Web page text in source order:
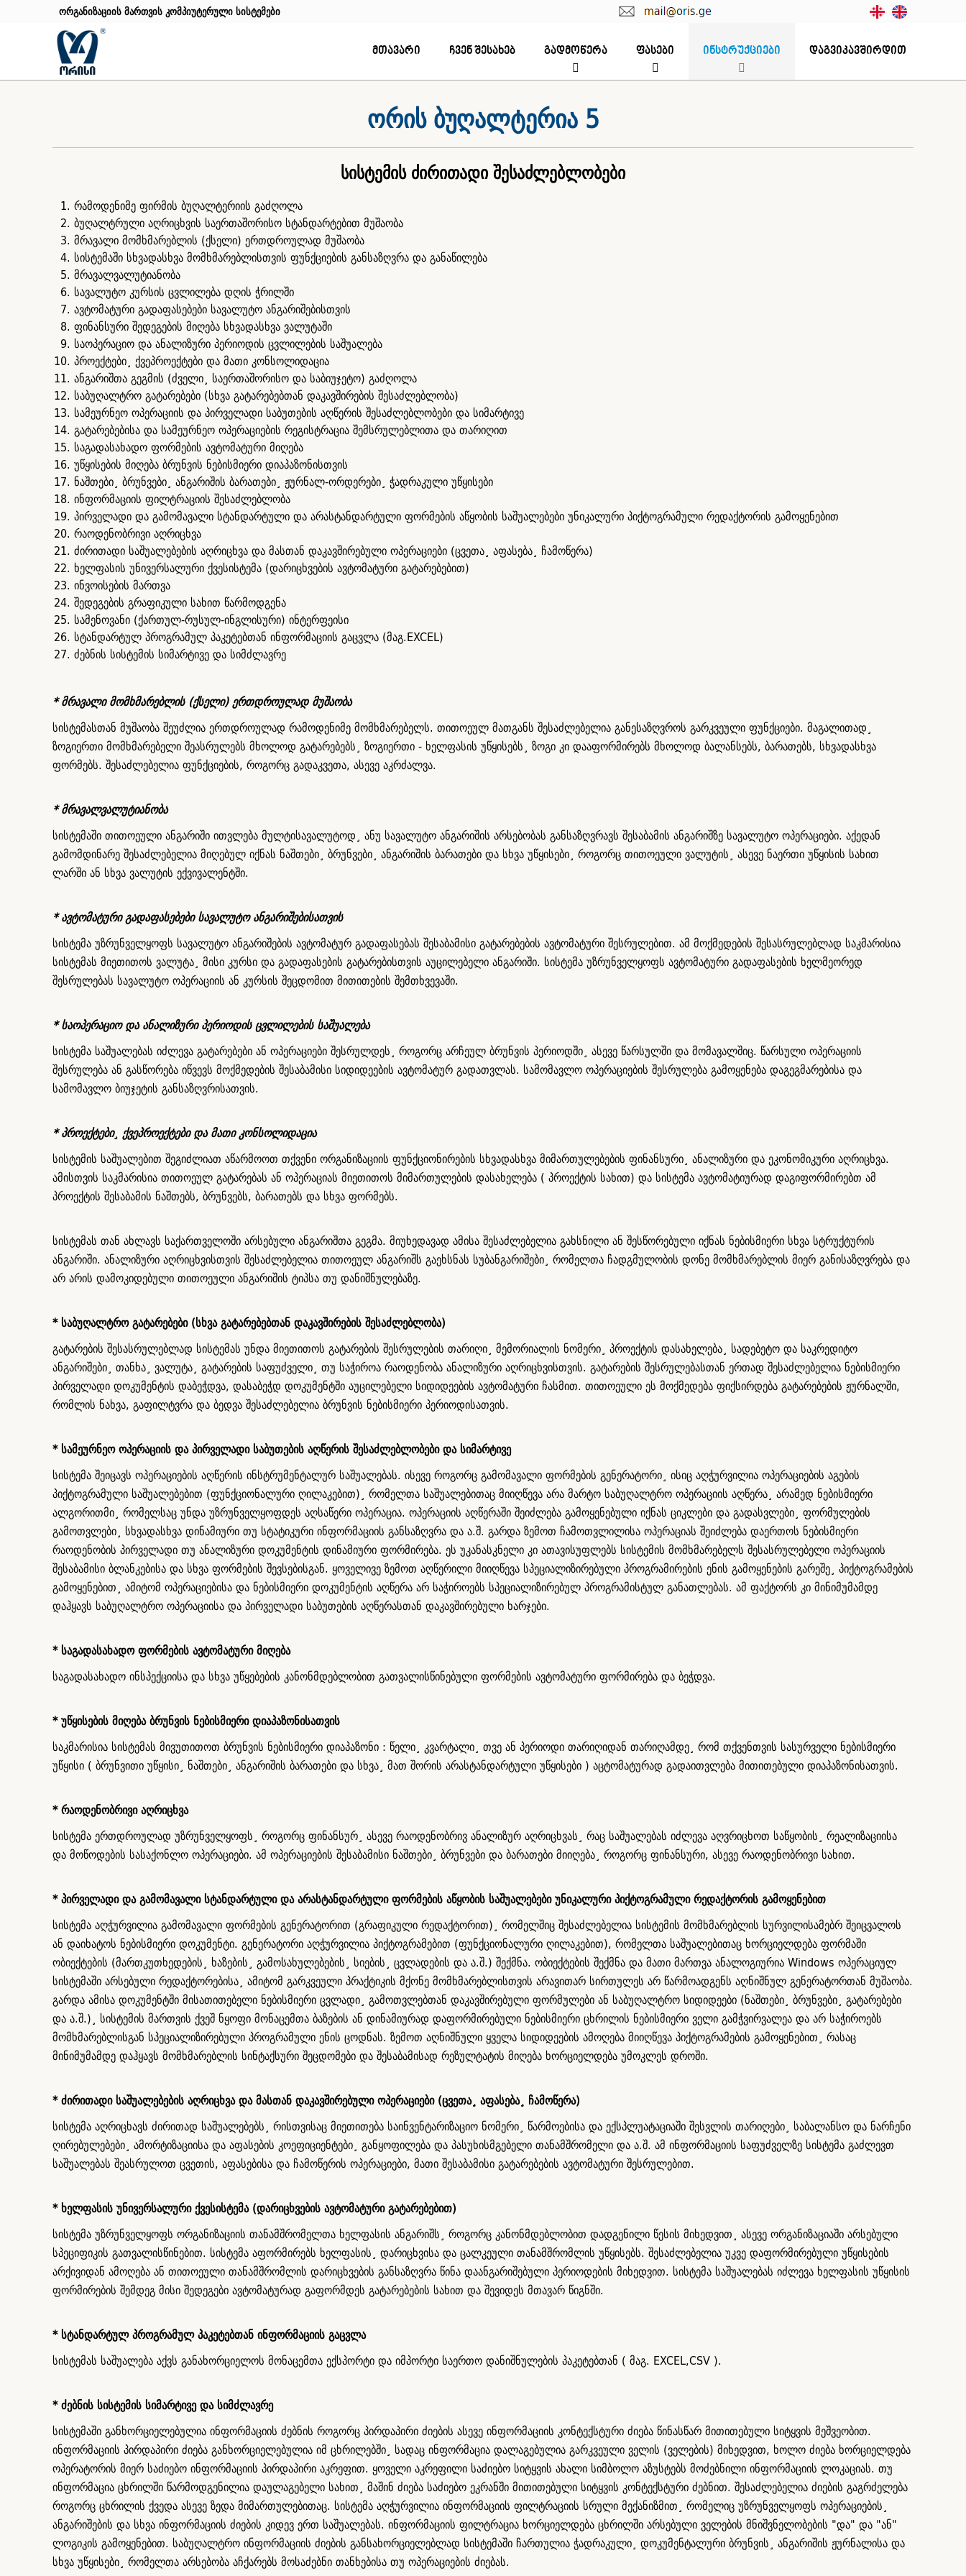
ორგანიზაციის მართვის კომპიუტერული სისტემები
მთავარი ჩვენ შესახებ გადმოწერა ფასები ინსტრუქციები დაგვიკავშირდით
ორის ბუღალტერია 5
სისტემის ძირითადი შესაძლებლობები
რამოდენიმე ფირმის ბუღალტერიის გაძღოლა
ბუღალტრული აღრიცხვის საერთაშორისო სტანდარტებით მუშაობა
მრავალი მომხმარებლის (ქსელი) ერთდროულად მუშაობა
სისტემაში სხვადასხვა მომხმარებლისთვის ფუნქციების განსაზღვრა და განაწილება
მრავალვალუტიანობა
სავალუტო კურსის ცვლილება დღის ჭრილში
ავტომატური გადაფასებები სავალუტო ანგარიშებისთვის
ფინანსური შედეგების მიღება სხვადასხვა ვალუტაში
საოპერაციო და ანალიზური პერიოდის ცვლილების საშუალება
პროექტები¸ ქვეპროექტები და მათი კონსოლიდაცია
ანგარიშთა გეგმის (ძველი¸ საერთაშორისო და საბიუჯეტო) გაძღოლა
საბუღალტრო გატარებები (სხვა გატარებებთან დაკავშირების შესაძლებლობა)
სამეურნეო ოპერაციის და პირველადი საბუთების აღწერის შესაძლებლობები და სიმარტივე
გატარებებისა და სამეურნეო ოპერაციების რეგისტრაცია შემსრულებლითა და თარიღით
საგადასახადო ფორმების ავტომატური მიღება
უწყისების მიღება ბრუნვის ნებისმიერი დიაპაზონისთვის
ნაშთები¸ ბრუნვები¸ ანგარიშის ბარათები¸ ჟურნალ-ორდერები¸ ჭადრაკული უწყისები
ინფორმაციის ფილტრაციის შესაძლებლობა
პირველადი და გამომავალი სტანდარტული და არასტანდარტული ფორმების აწყობის საშუალებები უნიკალური პიქტოგრამული რედაქტორის გამოყენებით
რაოდენობრივი აღრიცხვა
ძირითადი საშუალებების აღრიცხვა და მასთან დაკავშირებული ოპერაციები (ცვეთა¸ აფასება¸ ჩამოწერა)
ხელფასის უნივერსალური ქვესისტემა (დარიცხვების ავტომატური გატარებებით)
ინვოისების მართვა
შედეგების გრაფიკული სახით წარმოდგენა
სამენოვანი (ქართულ-რუსულ-ინგლისური) ინტერფეისი
სტანდარტულ პროგრამულ პაკეტებთან ინფორმაციის გაცვლა (მაგ.EXCEL)
ძებნის სისტემის სიმარტივე და სიმძლავრე
* მრავალი მომხმარებლის (ქსელი) ერთდროულად მუშაობა
სისტემასთან მუშაობა შეუძლია ერთდროულად რამოდენიმე მომხმარებელს. თითოეულ მათგანს შესაძლებელია განესაზღვროს გარკვეული ფუნქციები. მაგალითად¸
ზოგიერთი მომხმარებელი შეასრულებს მხოლოდ გატარებებს¸ ზოგიერთი - ხელფასის უწყისებს¸ ზოგი კი დააფორმირებს მხოლოდ ბალანსებს, ბარათებს, სხვადასხვა
ფორმებს. შესაძლებელია ფუნქციების, როგორც გადაკვეთა, ასევე აკრძალვა.
* მრავალვალუტიანობა
სისტემაში თითოეული ანგარიში ითვლება მულტისავალუტოდ¸ ანუ სავალუტო ანგარიშის არსებობას განსაზღვრავს შესაბამის ანგარიშზე სავალუტო ოპერაციები. აქედან
გამომდინარე შესაძლებელია მიღებულ იქნას ნაშთები¸ ბრუნვები¸ ანგარიშის ბარათები და სხვა უწყისები¸ როგორც თითოეული ვალუტის¸ ასევე ნაერთი უწყისის სახით
ლარში ან სხვა ვალუტის ექვივალენტში.
* ავტომატური გადაფასებები სავალუტო ანგარიშებისათვის
სისტემა უზრუნველყოფს სავალუტო ანგარიშების ავტომატურ გადაფასებას შესაბამისი გატარებების ავტომატური შესრულებით. ამ მოქმედების შესასრულებლად საკმარისია
სისტემას მიეთითოს ვალუტა¸ მისი კურსი და გადაფასების გატარებისთვის აუცილებელი ანგარიში. სისტემა უზრუნველყოფს ავტომატური გადაფასების ხელმეორედ
შესრულებას სავალუტო ოპერაციის ან კურსის შეცდომით მითითების შემთხვევაში.
* საოპერაციო და ანალიზური პერიოდის ცვლილების საშუალება
სისტემა საშუალებას იძლევა გატარებები ან ოპერაციები შესრულდეს¸ როგორც არჩეულ ბრუნვის პერიოდში¸ ასევე წარსულში და მომავალშიც. წარსული ოპერაციის
შესრულება ან გასწორება იწვევს მოქმედების შესაბამისი სიდიდეების ავტომატურ გადათვლას. სამომავლო ოპერაციების შესრულება გამოყენება დაგეგმარებისა და
სამომავლო ბიუჯეტის განსაზღვრისათვის.
* პროექტები¸ ქვეპროექტები და მათი კონსოლიდაცია
სისტემის საშუალებით შეგიძლიათ აწარმოოთ თქვენი ორგანიზაციის ფუნქციონირების სხვადასხვა მიმართულებების ფინანსური¸ ანალიზური და ეკონომიკური აღრიცხვა.
ამისთვის საკმარისია თითოეულ გატარებას ან ოპერაციას მიეთითოს მიმართულების დასახელება ( პროექტის სახით) და სისტემა ავტომატიურად დაგიფორმირებთ ამ
პროექტის შესაბამის ნაშთებს, ბრუნვებს, ბარათებს და სხვა ფორმებს.
სისტემას თან ახლავს საქართველოში არსებული ანგარიშთა გეგმა. მიუხედავად ამისა შესაძლებელია გახსნილი ან შესწორებული იქნას ნებისმიერი სხვა სტრუქტურის
ანგარიში. ანალიზური აღრიცხვისთვის შესაძლებელია თითოეულ ანგარიშს გაეხსნას სუბანგარიშები¸ რომელთა ჩადგმულობის დონე მომხმარებლის მიერ განისაზღვრება და
არ არის დამოკიდებული თითოეული ანგარიშის ტიპსა თუ დანიშნულებაზე.
* საბუღალტრო გატარებები (სხვა გატარებებთან დაკავშირების შესაძლებლობა)
გატარების შესასრულებლად სისტემას უნდა მიეთითოს გატარების შესრულების თარიღი¸ მემორიალის ნომერი¸ პროექტის დასახელება¸ სადებეტო და საკრედიტო
ანგარიშები¸ თანხა¸ ვალუტა¸ გატარების საფუძველი¸ თუ საჭიროა რაოდენობა ანალიზური აღრიცხვისთვის. გატარების შესრულებასთან ერთად შესაძლებელია ნებისმიერი
პირველადი დოკუმენტის დაბეჭდვა, დასაბეჭდ დოკუმენტში აუცილებელი სიდიდეების ავტომატური ჩასმით. თითოეული ეს მოქმედება ფიქსირდება გატარებების ჟურნალში,
რომლის ნახვა, გაფილტვრა და ბედვა შესაძლებელია ბრუნვის ნებისმიერი პერიოდისათვის.
* სამეურნეო ოპერაციის და პირველადი საბუთების აღწერის შესაძლებლობები და სიმარტივე
სისტემა შეიცავს ოპერაციების აღწერის ინსტრუმენტალურ საშუალებას. ისევე როგორც გამომავალი ფორმების გენერატორი¸ ისიც აღჭურვილია ოპერაციების აგების
პიქტოგრამული საშუალებებით (ფუნქციონალური ღილაკებით)¸ რომელთა საშუალებითაც მიიღწევა არა მარტო საბუღალტრო ოპერაციის აღწერა¸ არამედ ნებისმიერი
ალგორითმი¸ რომელსაც უნდა უზრუნველყოფდეს აღსაწერი ოპერაცია. ოპერაციის აღწერაში შეიძლება გამოყენებული იქნას ციკლები და გადასვლები¸ ფორმულების
გამოთვლები¸ სხვადასხვა დინამიური თუ სტატიკური ინფორმაციის განსაზღვრა და ა.შ. გარდა ზემოთ ჩამოთვლილისა ოპერაციას შეიძლება დაერთოს ნებისმიერი
რაოდენობის პირველადი თუ ანალიზური დოკუმენტის დინამიური ფორმირება. ეს უკანასკნელი კი ათავისუფლებს სისტემის მომხმარებელს შესასრულებელი ოპერაციის
შესაბამისი ბლანკებისა და სხვა ფორმების შევსებისგან. ყოველივე ზემოთ აღწერილი მიიღწევა სპეციალიზირებული პროგრამირების ენის გამოყენების გარეშე¸ პიქტოგრამების
გამოყენებით¸ ამიტომ ოპერაციებისა და ნებისმიერი დოკუმენტის აღწერა არ საჭიროებს სპეციალიზირებულ პროგრამისტულ განათლებას. ამ ფაქტორს კი მინიმუმამდე
დაჰყავს საბუღალტრო ოპერაციისა და პირველადი საბუთების აღწერასთან დაკავშირებული ხარჯები.
* საგადასახადო ფორმების ავტომატური მიღება
საგადასახადო ინსპექციისა და სხვა უწყებების კანონმდებლობით გათვალისწინებული ფორმების ავტომატური ფორმირება და ბეჭდვა.
* უწყისების მიღება ბრუნვის ნებისმიერი დიაპაზონისათვის
საკმარისია სისტემას მივუთითოთ ბრუნვის ნებისმიერი დიაპაზონი : წელი¸ კვარტალი¸ თვე ან პერიოდი თარიღიდან თარიღამდე¸ რომ თქვენთვის სასურველი ნებისმიერი
უწყისი ( ბრუნვითი უწყისი¸ ნაშთები¸ ანგარიშის ბარათები და სხვა¸ მათ შორის არასტანდარტული უწყისები ) აცტომატურად გადაითვლება მითითებული დიაპაზონისათვის.
* რაოდენობრივი აღრიცხვა
სისტემა ერთდროულად უზრუნველყოფს¸ როგორც ფინანსურ¸ ასევე რაოდენობრივ ანალიზურ აღრიცხვას¸ რაც საშუალებას იძლევა აღვრიცხოთ საწყობის¸ რეალიზაციისა
და მოწოდების სასაქონლო ოპერაციები. ამ ოპერაციების შესაბამისი ნაშთები¸ ბრუნვები და ბარათები მიიღება¸ როგორც ფინანსური, ასევე რაოდენობრივი სახით.
* პირველადი და გამომავალი სტანდარტული და არასტანდარტული ფორმების აწყობის საშუალებები უნიკალური პიქტოგრამული რედაქტორის გამოყენებით
სისტემა აღჭურვილია გამომავალი ფორმების გენერატორით (გრაფიკული რედაქტორით)¸ რომელშიც შესაძლებელია სისტემის მომხმარებლის სურვილისამებრ შეიცვალოს
ან დაიხატოს ნებისმიერი დოკუმენტი. გენერატორი აღჭურვილია პიქტოგრამებით (ფუნქციონალური ღილაკებით), რომელთა საშუალებითაც ხორციელდება ფორმაში
ობიექტების (მართკუთხედების¸ ხაზების¸ გამოსახულებების¸ სიების¸ ცვლადების და ა.შ.) შექმნა. ობიექტების შექმნა და მათი მართვა ანალოგიურია Windows ოპერაციულ
სისტემაში არსებული რედაქტორებისა¸ ამიტომ გარკვეული პრაქტიკის მქონე მომხმარებლისთვის არავითარ სირთულეს არ წარმოადგენს აღნიშნულ გენერატორთან მუშაობა.
გარდა ამისა დოკუმენტში მისათითებელი ნებისმიერი ცვლადი¸ გამოთვლებთან დაკავშირებული ფორმულები ან საბუღალტრო სიდიდეები (ნაშთები¸ ბრუნვები¸ გატარებები
და ა.შ.)¸ სისტემის მართვის ქვეშ ნყოფი მონაცემთა ბაზების ან დინამიურად დაფორმირებული ნებისმიერი ცხრილის ნებისმიერი ველი გამჭვირვალეა და არ საჭიროებს
მომხმარებლისგან სპეციალიზირებული პროგრამული ენის ცოდნას. ზემოთ აღნიშნული ყველა სიდიდეების ამოღება მიიღწევა პიქტოგრამების გამოყენებით¸ რასაც
მინიმუმამდე დაჰყავს მომხმარებლის სინტაქსური შეცდომები და შესაბამისად რეზულტატის მიღება ხორციელდება უმოკლეს დროში.
* ძირითადი საშუალებების აღრიცხვა და მასთან დაკავშირებული ოპერაციები (ცვეთა¸ აფასება¸ ჩამოწერა)
სისტემა აღრიცხავს ძირითად საშუალებებს¸ რისთვისაც მიეთითება საინვენტარიზაციო ნომერი¸ წარმოებისა და ექსპლუატაციაში შესვლის თარიღები¸ საბალანსო და ნარჩენი
ღირებულებები¸ ამორტიზაციისა და აფასების კოეფიციენტები¸ განყოფილება და პასუხისმგებელი თანამშრომელი და ა.შ. ამ ინფორმაციის საფუძველზე სისტემა გაძლევთ
საშუალებას შეასრულოთ ცვეთის, აფასებისა და ჩამოწერის ოპერაციები, მათი შესაბამისი გატარებების ავტომატური შესრულებით.
* ხელფასის უნივერსალური ქვესისტემა (დარიცხვების ავტომატური გატარებებით)
სისტემა უზრუნველყოფს ორგანიზაციის თანამშრომელთა ხელფასის ანგარიშს¸ როგორც კანონმდებლობით დადგენილი წესის მიხედვით¸ ასევე ორგანიზაციაში არსებული
სპეციფიკის გათვალისწინებით. სისტემა აფორმირებს ხელფასის¸ დარიცხვისა და ცალკეული თანამშრომლის უწყისებს. შესაძლებელია უკვე დაფორმირებული უწყისების
არქივიდან ამოღება ან თითოეული თანამშრომლის დარიცხვების განსაზღვრა წინა დაანგარიშებული პერიოდების მიხედვით. სისტემა საშუალებას იძლევა ხელფასის უწყისის
ფორმირების შემდეგ მისი შედეგები ავტომატურად გაფორმდეს გატარებების სახით და შევიდეს მთავარ წიგნში.
* სტანდარტულ პროგრამულ პაკეტებთან ინფორმაციის გაცვლა
სისტემას საშუალება აქვს განახორციელოს მონაცემთა ექსპორტი და იმპორტი საერთო დანიშნულების პაკეტებთან ( მაგ. EXCEL,CSV ).
* ძებნის სისტემის სიმარტივე და სიმძლავრე
სისტემაში განხორციელებულია ინფორმაციის ძებნის როგორც პირდაპირი ძიების ასევე ინფორმაციის კონტექსტური ძიება წინასწარ მითითებული სიტყვის მეშვეობით.
ინფორმაციის პირდაპირი ძიება განხორციელებულია იმ ცხრილებში¸ სადაც ინფორმაცია დალაგებულია გარკვეული ველის (ველების) მიხედვით, ხოლო ძიება ხორციელდება
ოპერატორის მიერ საძიებო ინფორმაციის პირდაპირი აკრეფით. ყოველი აკრეფილი საძიებო სიტყვის ახალი სიმბოლო აზუსტებს მოძებნილი ინფორმაციის ლოკაციას. თუ
ინფორმაცია ცხრილში წარმოდგენილია დაულაგებელი სახით¸ მაშინ ძიება საძიებო ეკრანში მითითებული სიტყვის კონტექსტური ძებნით. შესაძლებელია ძიების გაგრძელება
როგორც ცხრილის ქვედა ასევე ზედა მიმართულებითაც. სისტემა აღჭურვილია ინფორმაციის ფილტრაციის სრული მექანიზმით¸ რომელიც უზრუნველყოფს ოპერაციების¸
ანგარიშების და სხვა ინფორმაციის ძიების კიდევ ერთ საშუალებას. ინფორმაციის ფილტრაცია ხორციელდება ცხრილში არსებული ველების მნიშვნელობების "და" და "ან"
ლოგიკის გამოყენებით. საბუღალტრო ინფორმაციის ძიების განსახორციელებლად სისტემაში ჩართულია ჭადრაკული¸ დოკუმენტალური ბრუნვის¸ ანგარიშის ჟურნალისა და
სხვა უწყისები¸ რომელთა არსებობა აჩქარებს მოსაძებნი თანხებისა თუ ოპერაციების ძიებას.